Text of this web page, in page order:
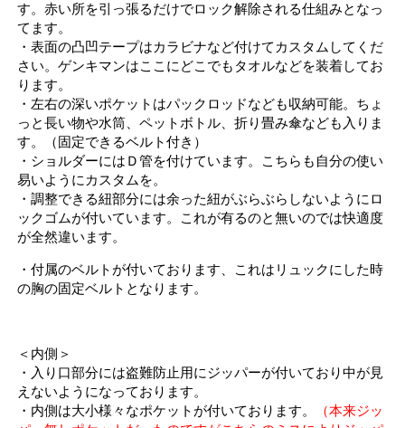
す。赤い所を引っ張るだけでロック解除される仕組みとなっ
てます。
・表面の凸凹テープはカラビナなど付けてカスタムしてくだ
さい。ゲンキマンはここにどこでもタオルなどを装着してお
ります。
・左右の深いポケットはパックロッドなども収納可能。ちょ
っと長い物や水筒、ペットボトル、折り畳み傘なども入りま
す。（固定できるベルト付き）
・ショルダーにはＤ管を付けています。こちらも自分の使い
易いようにカスタムを。
・調整できる紐部分には余った紐がぶらぶらしないようにロ
ックゴムが付いています。これが有るのと無いのでは快適度
が全然違います。
・付属のベルトが付いております、これはリュックにした時
の胸の固定ベルトとなります。
＜内側＞
・入り口部分には盗難防止用にジッパーが付いており中が見
えないようになっております。
・内側は大小様々なポケットが付いております。
（本来ジッ